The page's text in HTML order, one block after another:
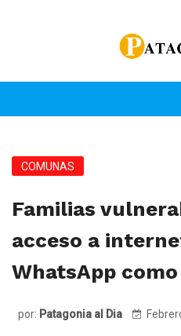
COMUNAS
Familias
acceso a
WhatsApp
por: Patagonia al Dia